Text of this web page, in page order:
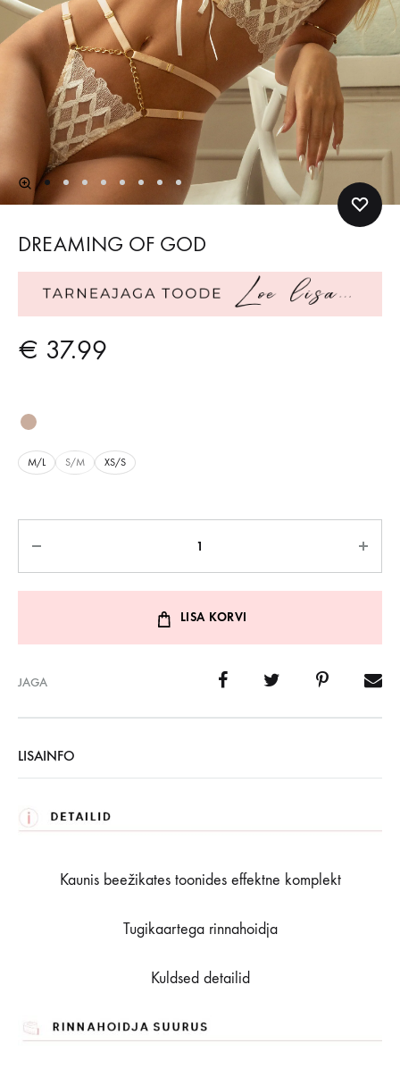
DREAMING OF GOD
€ 37.99
M/L S/M XS/S
LISA KORVI
JAGA
LISAINFO
Kaunis beežikates toonides effektne komplekt
Tugikaartega rinnahoidja
Kuldsed detailid